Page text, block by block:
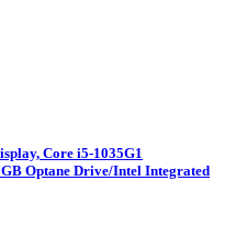
Core i5-1035G1
Optane Drive/Intel Integrated